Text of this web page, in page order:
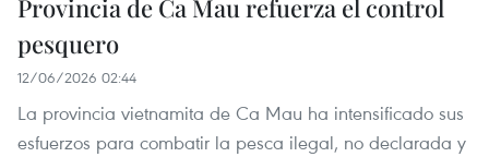
Provincia de Ca Mau refuerza el control
pesquero
12/06/2026 02:44
La provincia vietnamita de Ca Mau ha intensificado sus
esfuerzos para combatir la pesca ilegal, no declarada y